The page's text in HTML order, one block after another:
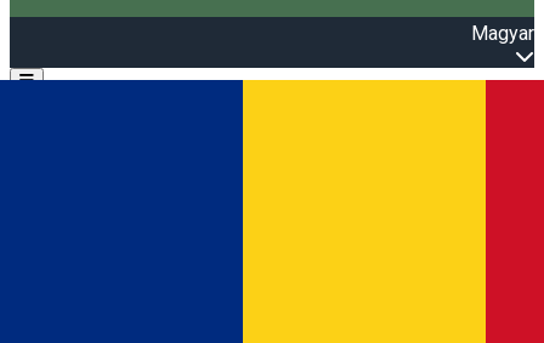
Magyar
Open main menu